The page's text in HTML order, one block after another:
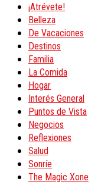
¡Atrévete!
Belleza
De Vacaciones
Destinos
Familia
La Comida
Hogar
Interés General
Puntos de Vista
Negocios
Reflexiones
Salud
Sonríe
The Magic Xone